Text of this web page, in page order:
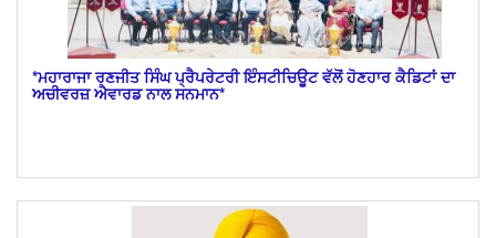
*ਮਹਾਰਾਜਾ ਰਣਜੀਤ ਸਿੰਘ ਪ੍ਰੈਪਰੇਟਰੀ ਇੰਸਟੀਚਿਊਟ ਵੱਲੋਂ ਹੋਣਹਾਰ ਕੈਡਿਟਾਂ ਦਾ
ਅਚੀਵਰਜ਼ ਐਵਾਰਡ ਨਾਲ ਸਨਮਾਨ*